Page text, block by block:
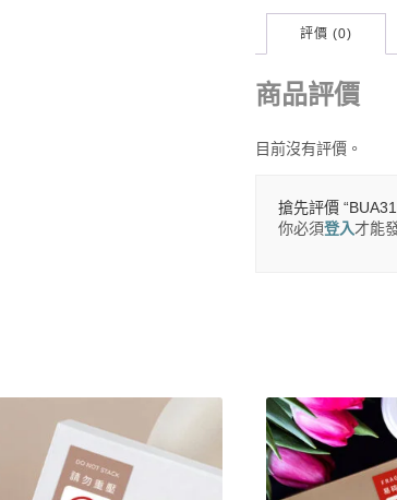
評價 (0)
商品評價
目前沒有評價。
搶先評價
你必須登入才能